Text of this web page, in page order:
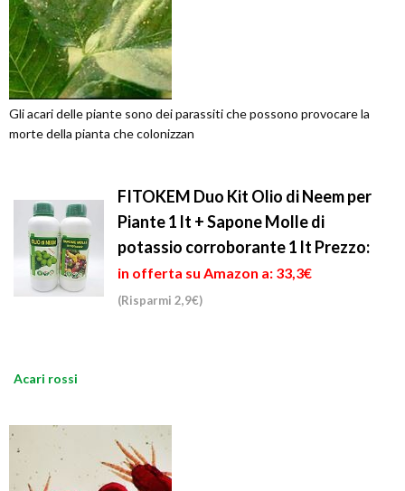
Gli acari delle piante sono dei parassiti che possono provocare la
morte della pianta che colonizzan
FITOKEM Duo Kit Olio di Neem per
Piante 1 lt + Sapone Molle di
potassio corroborante 1 lt Prezzo:
in offerta su Amazon a: 33,3€
(Risparmi 2,9€)
Acari rossi